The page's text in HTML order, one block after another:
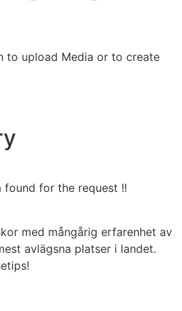
to upload Media or to create
found for the request !!
med mångårig erfarenhet av
avlägsna platser i landet.